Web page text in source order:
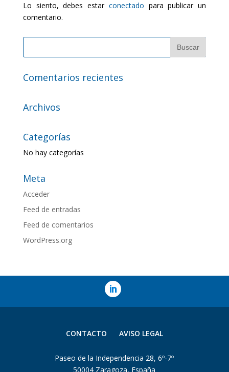
Lo siento, debes estar conectado para publicar un
comentario.
Comentarios recientes
Archivos
Categorías
No hay categorías
Meta
Acceder
Feed de entradas
Feed de comentarios
WordPress.org
CONTACTO AVISO LEGAL
Paseo de la Independencia 28, 6º-7º
50004 Zaragoza, España